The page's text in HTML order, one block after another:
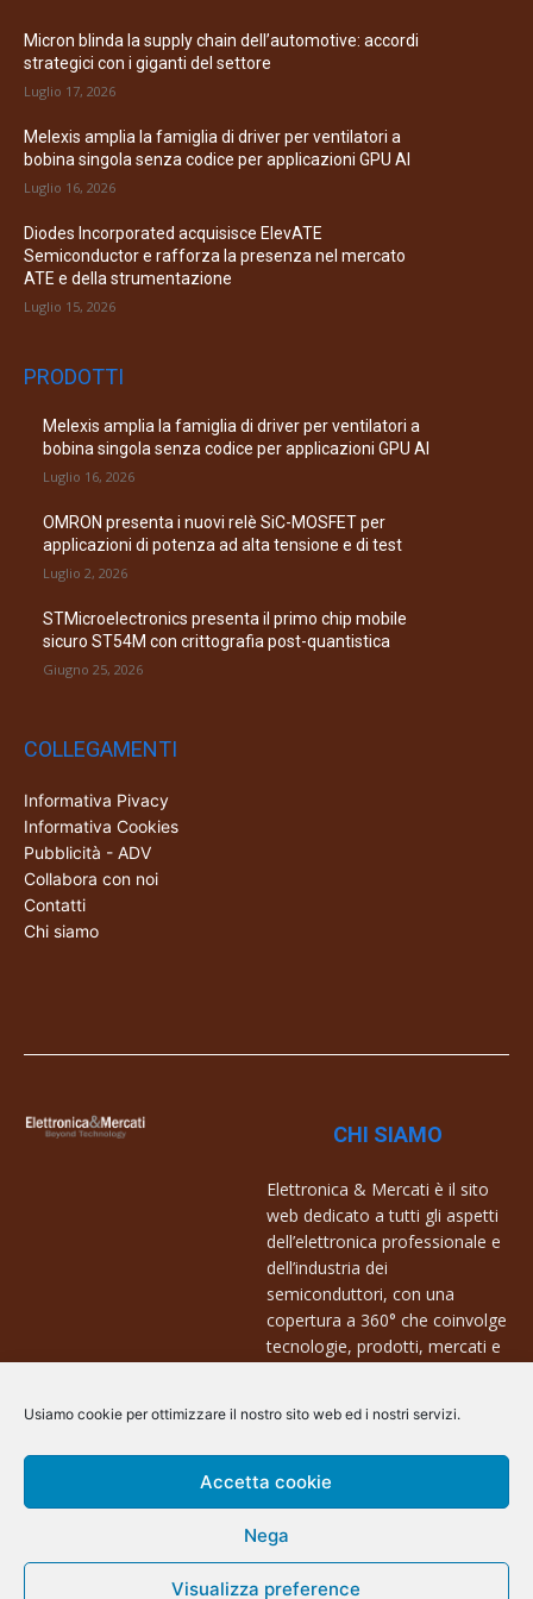
Usiamo cookie per ottimizzare il nostro sito web ed i nostri servizi.
Accetta cookie
Nega
Visualizza preference
Micron blinda la supply chain dell’automotive: accordi
strategici con i giganti del settore
Luglio 17, 2026
Melexis amplia la famiglia di driver per ventilatori a
bobina singola senza codice per applicazioni GPU AI
Luglio 16, 2026
Diodes Incorporated acquisisce ElevATE
Semiconductor e rafforza la presenza nel mercato
ATE e della strumentazione
Luglio 15, 2026
PRODOTTI
Melexis amplia la famiglia di driver per ventilatori a
bobina singola senza codice per applicazioni GPU AI
Luglio 16, 2026
OMRON presenta i nuovi relè SiC-MOSFET per
applicazioni di potenza ad alta tensione e di test
Luglio 2, 2026
STMicroelectronics presenta il primo chip mobile
sicuro ST54M con crittografia post-quantistica
Giugno 25, 2026
COLLEGAMENTI
Informativa Pivacy
Informativa Cookies
Pubblicità - ADV
Collabora con noi
Contatti
Chi siamo
CHI SIAMO
Elettronica & Mercati è il sito
web dedicato a tutti gli aspetti
dell’elettronica professionale e
dell’industria dei
semiconduttori, con una
copertura a 360° che coinvolge
tecnologie, prodotti, mercati e
Contatti:
info@arscommunication.it
@ArsCommunication 2023